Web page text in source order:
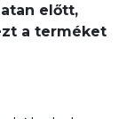
előtt,
a terméket